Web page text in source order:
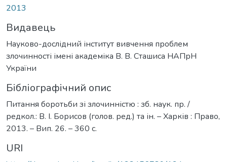
2013
Видавець
Науково-дослідний інститут вивчення проблем
злочинності імені академіка В. В. Сташиса НАПрН
України
Бібліографічний опис
Питання боротьби зі злочинністю : зб. наук. пр. /
редкол.: В. І. Борисов (голов. ред.) та ін. – Харків : Право,
2013. – Вип. 26. – 360 с.
URI